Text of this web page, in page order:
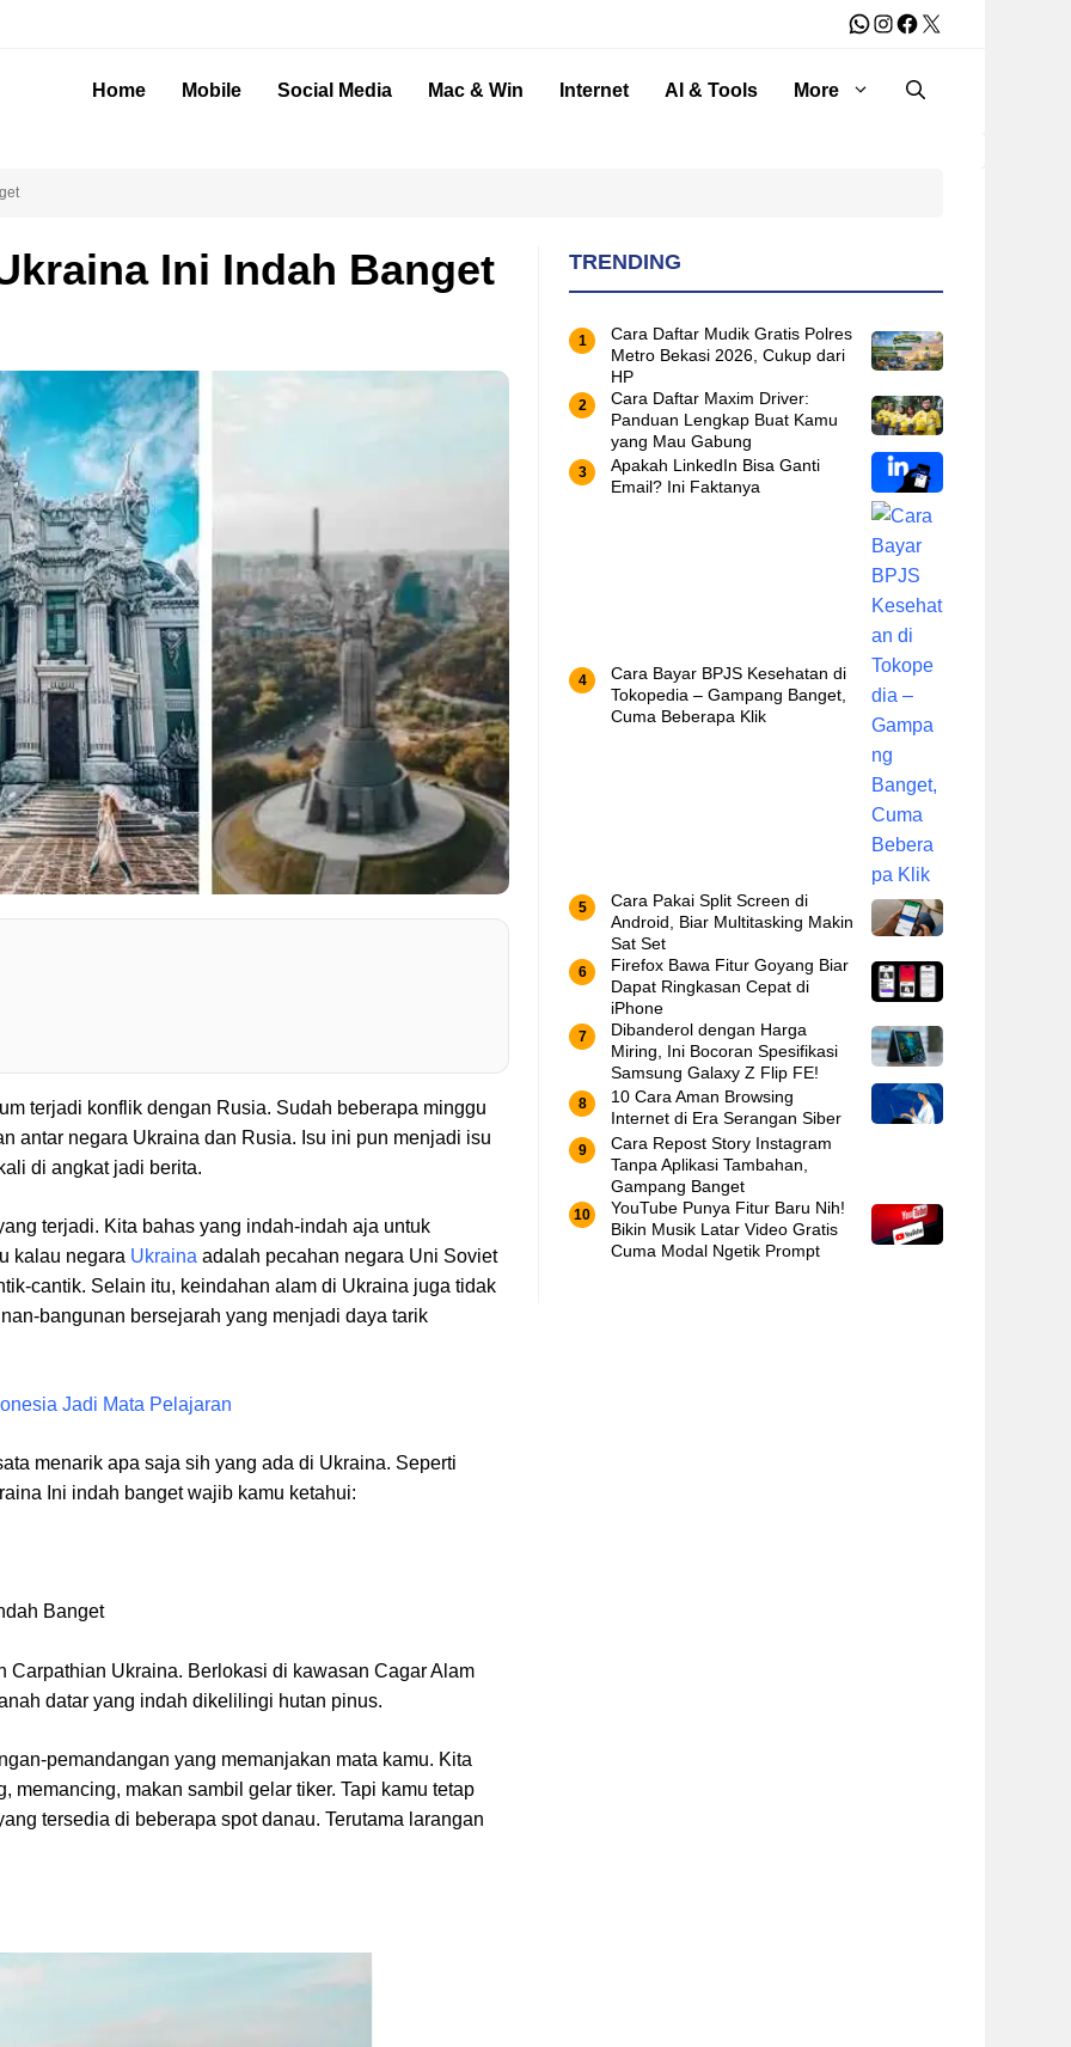
WhatsApp
Instagram
Facebook
X
Home Mobile Social Media Mac & Win Internet AI & Tools More
Ini Indah Banget
terjadi konflik dengan Rusia. Sudah beberapa minggu
antar negara Ukraina dan Rusia. Isu ini pun menjadi isu
di angkat jadi berita.
terjadi. Kita bahas yang indah-indah aja untuk
kalau negara Ukraina adalah pecahan negara Uni Soviet
cantik. Selain itu, keindahan alam di Ukraina juga tidak
bangunan bersejarah yang menjadi daya tarik
Jadi Mata Pelajaran
menarik apa saja sih yang ada di Ukraina. Seperti
Ini indah banget wajib kamu ketahui:
Ukraina. Berlokasi di kawasan Cagar Alam
datar yang indah dikelilingi hutan pinus.
pemandangan yang memanjakan mata kamu. Kita
memancing, makan sambil gelar tiker. Tapi kamu tetap
tersedia di beberapa spot danau. Terutama larangan
TRENDING
Cara Daftar Mudik Gratis Polres
Metro Bekasi 2026, Cukup dari
HP
Cara Daftar Maxim Driver:
Panduan Lengkap Buat Kamu
yang Mau Gabung
Apakah LinkedIn Bisa Ganti
Email? Ini Faktanya
Cara Bayar BPJS Kesehatan di
Tokopedia – Gampang Banget,
Cuma Beberapa Klik
Cara Pakai Split Screen di
Android, Biar Multitasking Makin
Sat Set
Firefox Bawa Fitur Goyang Biar
Dapat Ringkasan Cepat di
iPhone
Dibanderol dengan Harga
Miring, Ini Bocoran Spesifikasi
Samsung Galaxy Z Flip FE!
10 Cara Aman Browsing
Internet di Era Serangan Siber
Cara Repost Story Instagram
Tanpa Aplikasi Tambahan,
Gampang Banget
YouTube Punya Fitur Baru Nih!
Bikin Musik Latar Video Gratis
Cuma Modal Ngetik Prompt